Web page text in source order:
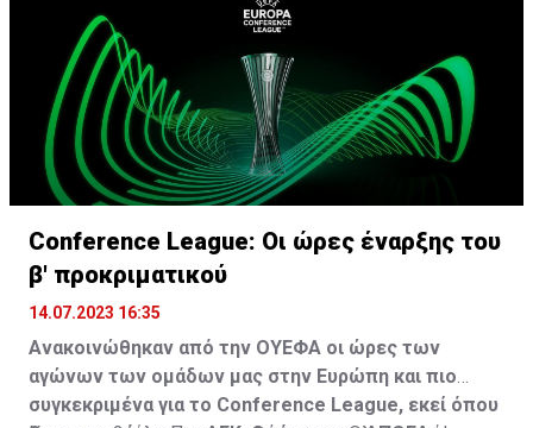
Conference League: Οι ώρες έναρξης του
β' προκριματικού
14.07.2023 16:35
Ανακοινώθηκαν από την ΟΥΕΦΑ οι ώρες των
αγώνων των ομάδων μας στην Ευρώπη και πιο
συγκεκριμένα για το Conference League, εκεί όπου